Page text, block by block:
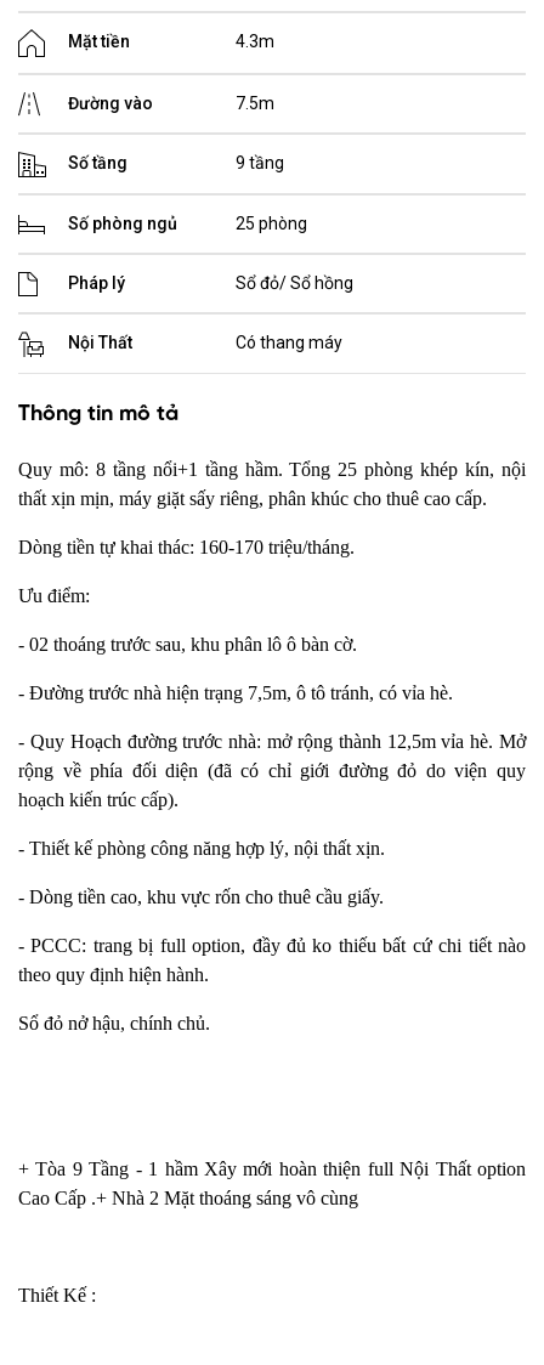
Mặt tiền 4.3m
Đường vào 7.5m
Số tầng 9 tầng
Số phòng ngủ 25 phòng
Pháp lý Sổ đỏ/ Sổ hồng
Nội Thất Có thang máy
Thông tin mô tả
Quy mô: 8 tầng nổi+1 tầng hầm. Tổng 25 phòng khép kín, nội
thất xịn mịn, máy giặt sấy riêng, phân khúc cho thuê cao cấp.
Dòng tiền tự khai thác: 160-170 triệu/tháng.
Ưu điểm:
- 02 thoáng trước sau, khu phân lô ô bàn cờ.
- Đường trước nhà hiện trạng 7,5m, ô tô tránh, có vỉa hè.
- Quy Hoạch đường trước nhà: mở rộng thành 12,5m vỉa hè. Mở
rộng về phía đối diện (đã có chỉ giới đường đỏ do viện quy
hoạch kiến trúc cấp).
- Thiết kế phòng công năng hợp lý, nội thất xịn.
- Dòng tiền cao, khu vực rốn cho thuê cầu giấy.
- PCCC: trang bị full option, đầy đủ ko thiếu bất cứ chi tiết nào
theo quy định hiện hành.
Sổ đỏ nở hậu, chính chủ.
+ Tòa 9 Tầng - 1 hầm Xây mới hoàn thiện full Nội Thất option
Cao Cấp .+ Nhà 2 Mặt thoáng sáng vô cùng
Thiết Kế :